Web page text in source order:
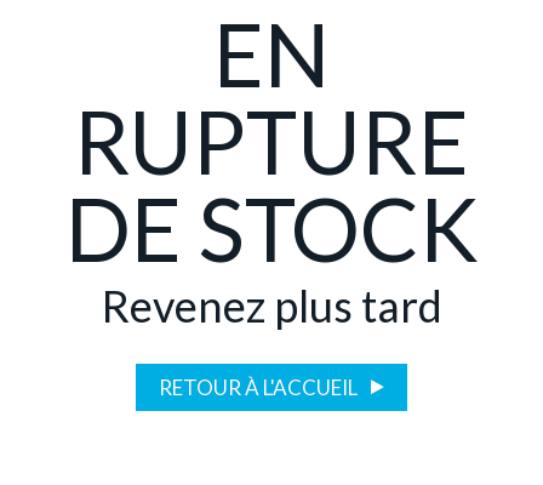
EN
RUPTURE
DE STOCK
Revenez plus tard
RETOUR À L'ACCUEIL